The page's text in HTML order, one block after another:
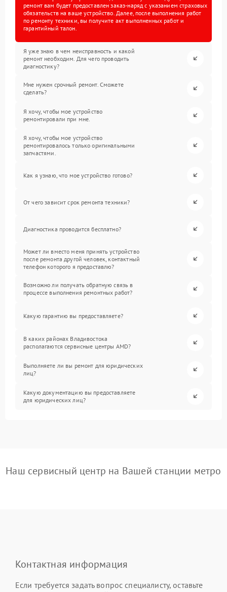
ремонт вам будет предоставлен заказ-наряд с указанием страховых
обязательств на ваше устройство. Далее, после выполнения работ
по ремонту техники, вы получите акт выполненных работ и
гарантийный талон.
Я уже знаю в чем неисправность и какой
ремонт необходим. Для чего проводить
диагностику?
Мне нужен срочный ремонт. Сможете
сделать?
Я хочу, чтобы мое устройство
ремонтировали при мне.
Я хочу, чтобы мое устройство
ремонтировалось только оригинальными
запчастями.
Как я узнаю, что мое устройство готово?
От чего зависит срок ремонта техники?
Диагностика проводится бесплатно?
Может ли вместо меня принять устройство
после ремонта другой человек, контактный
телефон которого я предоставлю?
Возможно ли получать обратную связь в
процессе выполнения ремонтных работ?
Какую гарантию вы предоставляете?
В каких районах Владивостока
располагаются сервисные центры AMD?
Выполняете ли вы ремонт для юридических
лиц?
Какую документацию вы предоставляете
для юридических лиц?
Наш сервисный центр на Вашей станции метро
Контактная информация
Если требуется задать вопрос специалисту, оставьте